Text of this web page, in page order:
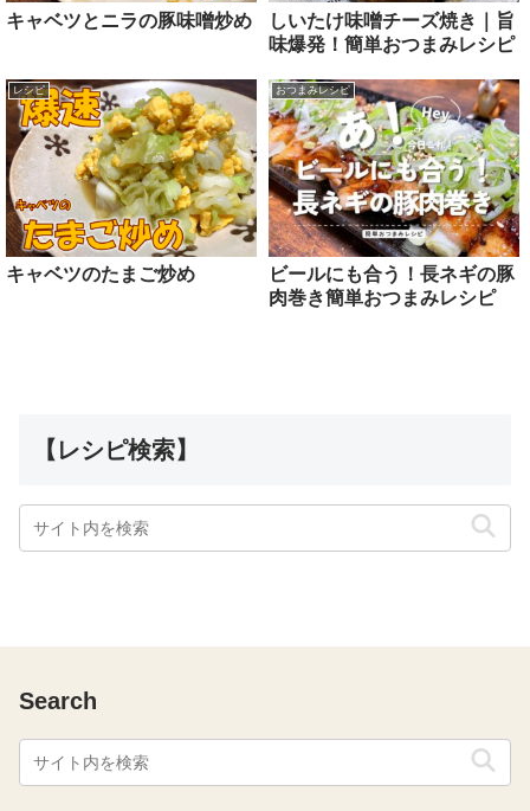
キャベツとニラの豚味噌炒め
しいたけ味噌チーズ焼き｜旨
味爆発！簡単おつまみレシピ
レシピ
キャベツのたまご炒め
おつまみレシピ
ビールにも合う！長ネギの豚
肉巻き簡単おつまみレシピ
【レシピ検索】
Search